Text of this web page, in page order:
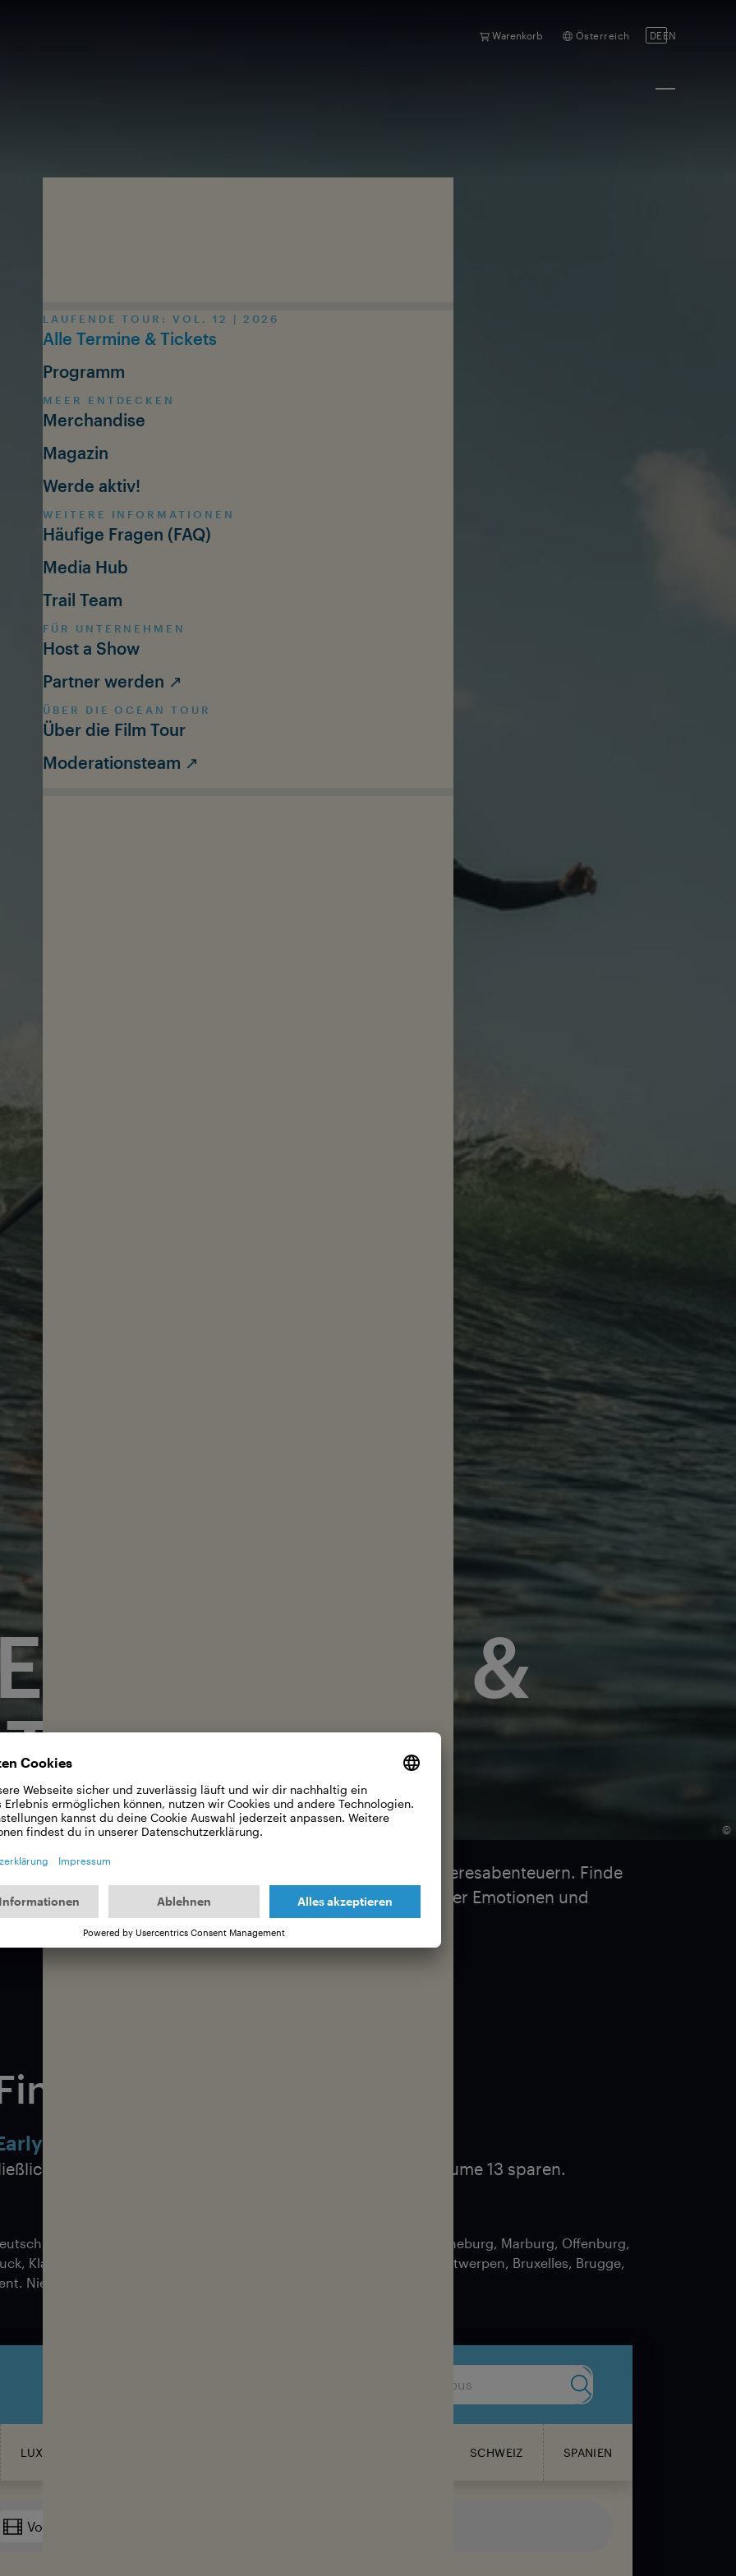
Warenkorb Österreich DE EN
LAUFENDE TOUR: VOL. 12 | 2026
Alle Termine & Tickets
Programm
MEER ENTDECKEN
Merchandise
Magazin
Werde aktiv!
WEITERE INFORMATIONEN
Häufige Fragen (FAQ)
Media Hub
Trail Team
FÜR UNTERNEHMEN
Host a Show
Partner werden ↗
ÜBER DIE OCEAN TOUR
Über die Film Tour
Moderationsteam ↗
©
TERMINE &
TICKETS
mit einer Vielzahl von Wassersportarten und Meeresabenteuern. Finde
sichere dir Tickets oder Gutscheine für einen Abend voller Emotionen und
Meeresabenteuer.
deinen Termin
Bird Tickets für die neue Tour ab Februar!
20. September: Jetzt bis zu 30 % auf Tickets der Volume 13 sparen.
Bremen, Bremerhaven, Düsseldorf, Flensburg, Konstanz, Lüneburg, Marburg, Offenburg,
Klagenfurt, Salzburg. Schweiz: Bern, Genève, Lausanne. Belgien: Antwerpen, Bruxelles, Brugge,
Niederlande: Den Haag, Rotterdam. Slowenien: Ljubljana
Submit search
LUXEMBURG SCHWEIZ SPANIEN
Vol. 12